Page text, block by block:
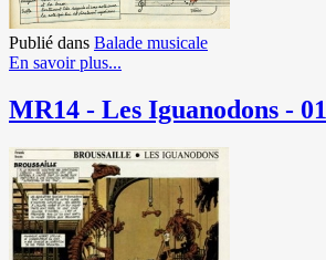
Publié dans Balade musicale
En savoir plus...
MR14 - Les Iguanodons - 01